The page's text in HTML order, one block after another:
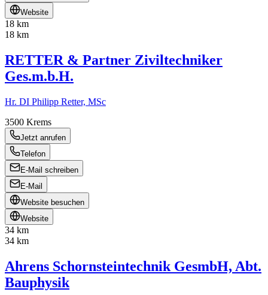
Website
18 km
18 km
RETTER & Partner Ziviltechniker
Ges.m.b.H.
Hr. DI Philipp Retter, MSc
3500 Krems
Jetzt anrufen
Telefon
E-Mail schreiben
E-Mail
Website besuchen
Website
34 km
34 km
Ahrens Schornsteintechnik GesmbH, Abt.
Bauphysik